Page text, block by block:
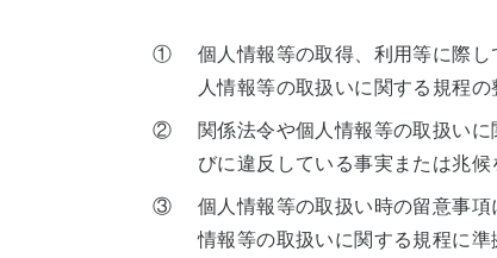
①
個人情報等の取得、利用等に際
人情報等の取扱いに関する規程の
②
関係法令や個人情報等の取扱い
びに違反している事実または兆
③
個人情報等の取扱い時の留意事
情報等の取扱いに関する規程に準